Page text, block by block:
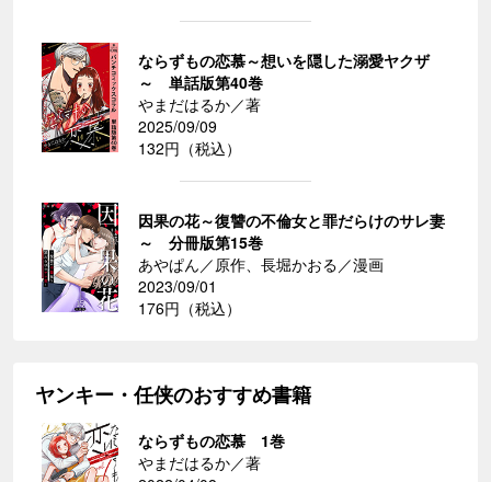
ならずもの恋慕～想いを隠した溺愛ヤクザ
～ 単話版第40巻
やまだはるか／著
2025/09/09
132円（税込）
因果の花～復讐の不倫女と罪だらけのサレ妻
～ 分冊版第15巻
あやぱん／原作、長堀かおる／漫画
2023/09/01
176円（税込）
ヤンキー・任侠のおすすめ書籍
ならずもの恋慕 1巻
やまだはるか／著